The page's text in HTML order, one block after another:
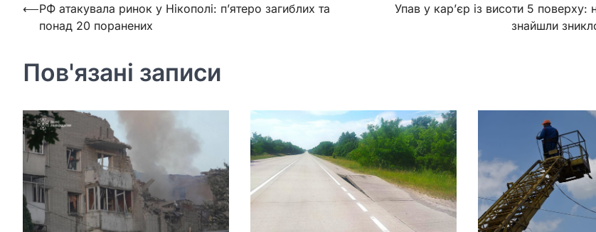
Навігація
записів
⟵РФ атакувала ринок у Нікополі: п’ятеро загиблих та
понад 20 поранених
Упав у кар’єр із висоти 5 поверху:
знайшли
Пов'язані записи